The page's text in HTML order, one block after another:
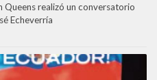
Queens realizó un conversatorio
Echeverría